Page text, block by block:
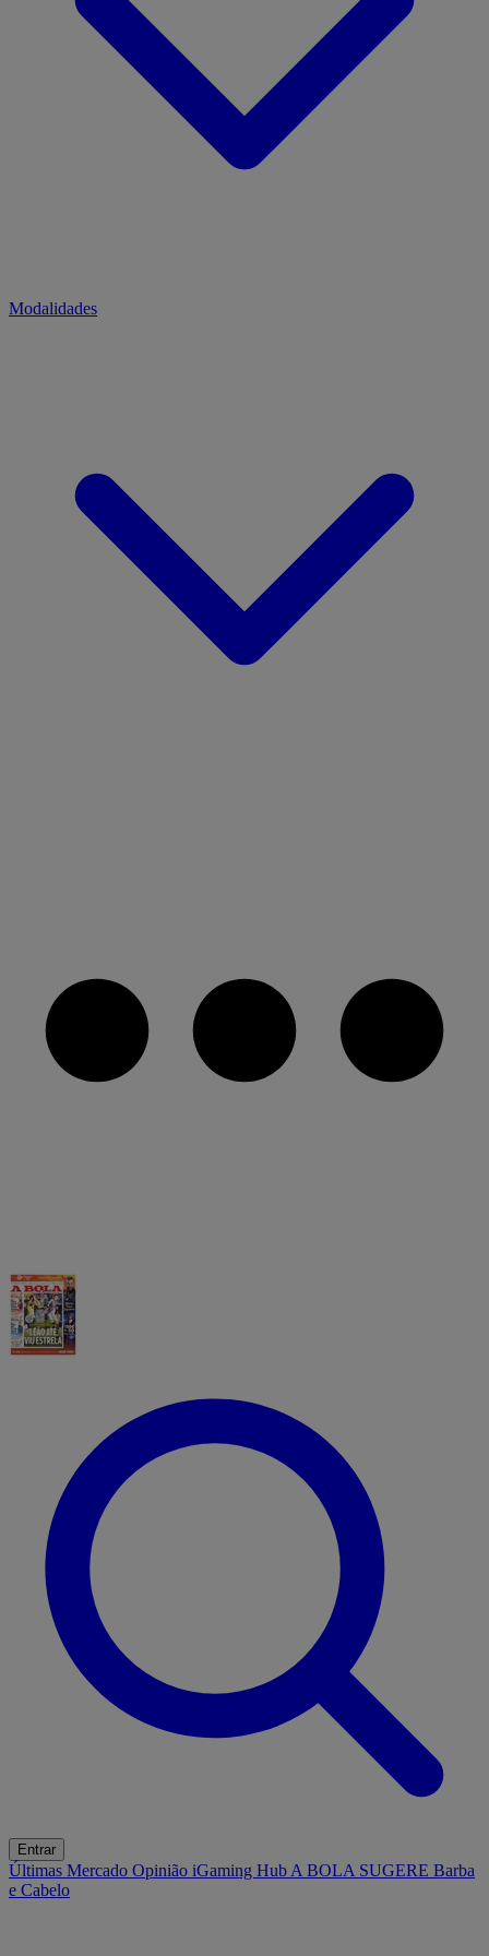
Modalidades
Entrar
Últimas Mercado Opinião iGaming Hub A BOLA SUGERE Barba
e Cabelo